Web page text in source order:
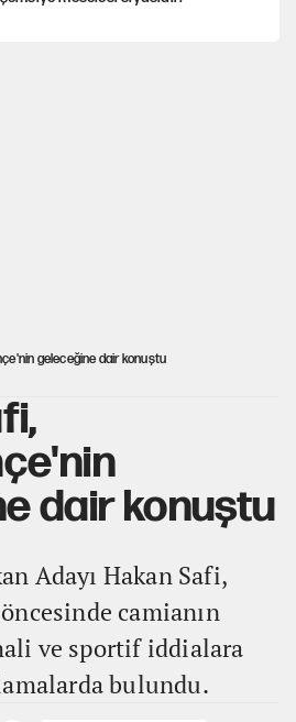
geleceğine dair konuştu
dair konuştu
Adayı Hakan Safi,
camianın
ve sportif iddialara
bulundu.